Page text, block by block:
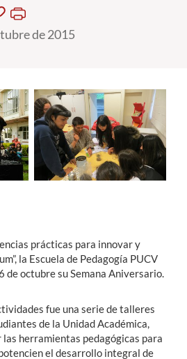
de 2015
prácticas para innovar y
la Escuela de Pedagogía PUCV
de octubre su Semana Aniversario.
fue una serie de talleres
de la Unidad Académica,
herramientas pedagógicas para
el desarrollo integral de